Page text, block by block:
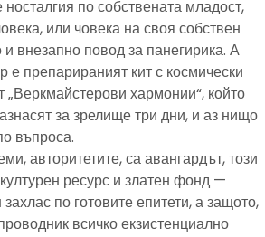
по собствената младост,
или човека на своя собствен
и внезапно повод за панегирика. А
е препарираният кит с космически
хармонии“, който
за зрелище три дни, и аз нищо
въпроса.
авторитетите, са авангардът, този
ресурс и златен фонд —
по готовите епитети, а защото,
всичко екзистенциално